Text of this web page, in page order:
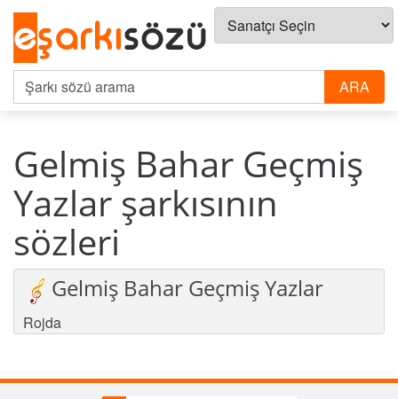
Gelmiş Bahar Geçmiş
Yazlar şarkısının
sözleri
Gelmiş Bahar Geçmiş Yazlar
Rojda